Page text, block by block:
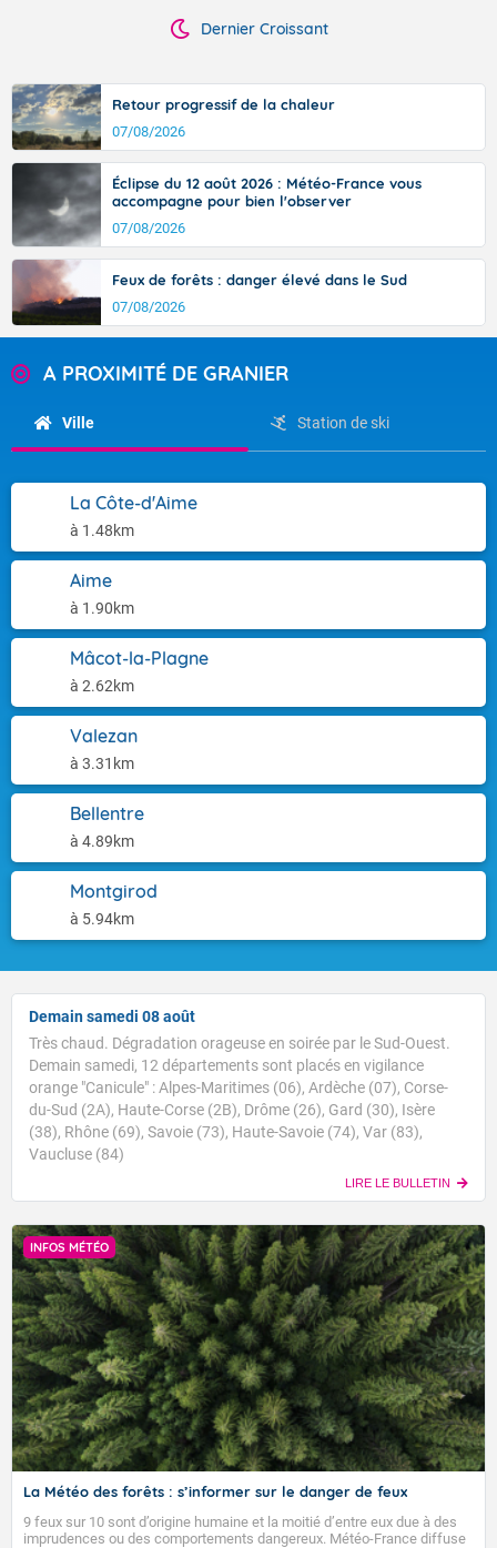
Dernier Croissant
Retour progressif de la chaleur
07/08/2026
Éclipse du 12 août 2026 : Météo-France vous
accompagne pour bien l'observer
07/08/2026
Feux de forêts : danger élevé dans le Sud
07/08/2026
A PROXIMITÉ DE GRANIER
Ville Station de ski
La Côte-d'Aime
à 1.48km
Aime
à 1.90km
Mâcot-la-Plagne
à 2.62km
Valezan
à 3.31km
Bellentre
à 4.89km
Montgirod
à 5.94km
Demain samedi 08 août
Très chaud. Dégradation orageuse en soirée par le Sud-Ouest.
Demain samedi, 12 départements sont placés en vigilance
orange "Canicule" : Alpes-Maritimes (06), Ardèche (07), Corse-
du-Sud (2A), Haute-Corse (2B), Drôme (26), Gard (30), Isère
(38), Rhône (69), Savoie (73), Haute-Savoie (74), Var (83),
Vaucluse (84)
LIRE LE BULLETIN
INFOS MÉTÉO
La Météo des forêts : s’informer sur le danger de feux
9 feux sur 10 sont d’origine humaine et la moitié d’entre eux due à des
imprudences ou des comportements dangereux. Météo-France diffuse